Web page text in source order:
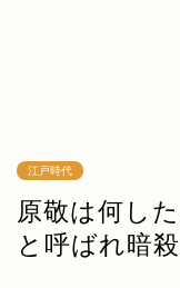
江戸時代
原敬は何し
と呼ばれ暗